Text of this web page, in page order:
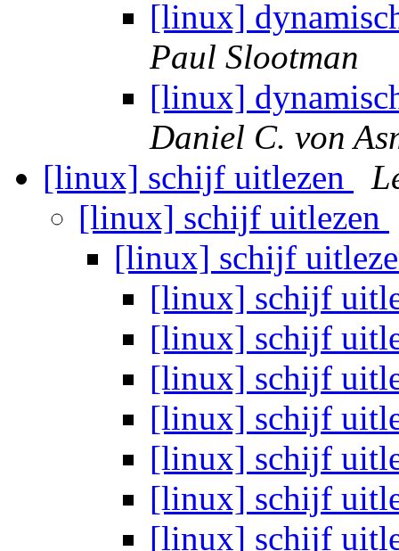
[linux]
Paul Slootman
[linux]
Daniel C. von
[linux] schijf uitlezen
[linux] schijf uitlezen
[linux] schijf
[linux] schijf
[linux] schijf
[linux] schijf
[linux] schijf
[linux] schijf
[linux] schijf
[linux] schijf